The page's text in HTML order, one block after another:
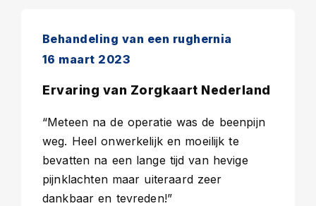
Behandeling van een rughernia
16 maart 2023
Ervaring van Zorgkaart Nederland
“Meteen na de operatie was de beenpijn
weg. Heel onwerkelijk en moeilijk te
bevatten na een lange tijd van hevige
pijnklachten maar uiteraard zeer
dankbaar en tevreden!”